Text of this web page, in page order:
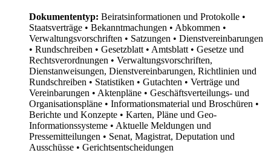
Dokumententyp: Beiratsinformationen und Protokolle •
Staatsverträge • Bekanntmachungen • Abkommen •
Verwaltungsvorschriften • Satzungen • Dienstvereinbarungen
• Rundschreiben • Gesetzblatt • Amtsblatt • Gesetze und
Rechtsverordnungen • Verwaltungsvorschriften,
Dienstanweisungen, Dienstvereinbarungen, Richtlinien und
Rundschreiben • Statistiken • Gutachten • Verträge und
Vereinbarungen • Aktenpläne • Geschäftsverteilungs- und
Organisationspläne • Informationsmaterial und Broschüren •
Berichte und Konzepte • Karten, Pläne und Geo-
Informationssysteme • Aktuelle Meldungen und
Pressemitteilungen • Senat, Magistrat, Deputation und
Ausschüsse • Gerichtsentscheidungen